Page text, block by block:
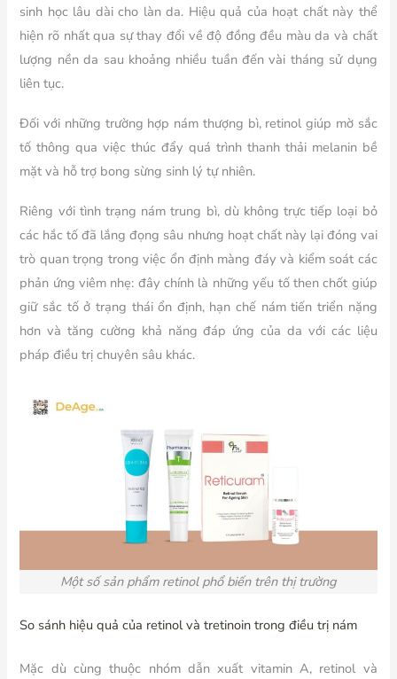
sinh học lâu dài cho làn da. Hiệu quả của hoạt chất này thể
hiện rõ nhất qua sự thay đổi về độ đồng đều màu da và chất
lượng nền da sau khoảng nhiều tuần đến vài tháng sử dụng
liên tục.
Đối với những trường hợp nám thượng bì, retinol giúp mờ sắc
tố thông qua việc thúc đẩy quá trình thanh thải melanin bề
mặt và hỗ trợ bong sừng sinh lý tự nhiên.
Riêng với tình trạng nám trung bì, dù không trực tiếp loại bỏ
các hắc tố đã lắng đọng sâu nhưng hoạt chất này lại đóng vai
trò quan trọng trong việc ổn định màng đáy và kiểm soát các
phản ứng viêm nhẹ: đây chính là những yếu tố then chốt giúp
giữ sắc tố ở trạng thái ổn định, hạn chế nám tiến triển nặng
hơn và tăng cường khả năng đáp ứng của da với các liệu
pháp điều trị chuyên sâu khác.
Một số sản phẩm retinol phổ biến trên thị trường
So sánh hiệu quả của retinol và tretinoin trong điều trị nám
Mặc dù cùng thuộc nhóm dẫn xuất vitamin A, retinol và